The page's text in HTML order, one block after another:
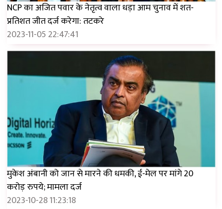
NCP का अजित पवार के नेतृत्व वाला धड़ा आम चुनाव में शत-
प्रतिशत जीत दर्ज करेगा: तटकरे
2023-11-05 22:47:41
मुकेश अंबानी को जान से मारने की धमकी, ई-मेल पर मांगे 20
करोड़ रुपये; मामला दर्ज
2023-10-28 11:23:18